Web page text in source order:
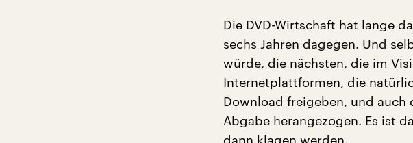
Die DVD-Wirtschaft hat lange
sechs Jahren dagegen. Und
würde, die nächsten, die im
Internetplattformen, die
Download freigeben, und
Abgabe herangezogen. Es ist
dann klagen werden.